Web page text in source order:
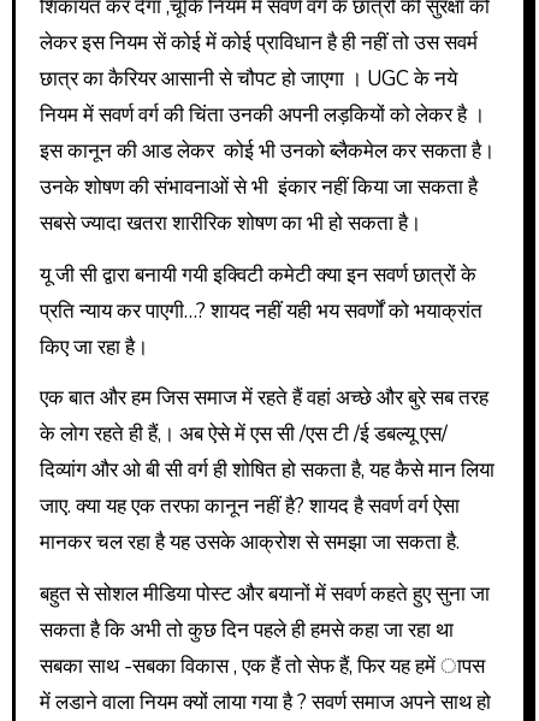
शिकायत कर देगा ,चूंकि नियम में सवर्ण वर्ग के छात्रों की सुरक्षा को
लेकर इस नियम सें कोई में कोई प्राविधान है ही नहीं तो उस सवर्म
छात्र का कैरियर आसानी से चौपट हो जाएगा । UGC के नये
नियम में सवर्ण वर्ग की चिंता उनकी अपनी लड़कियों को लेकर है ।
इस कानून की आड लेकर कोई भी उनको ब्लैकमेल कर सकता है।
उनके शोषण की संभावनाओं से भी इंकार नहीं किया जा सकता है
सबसे ज्यादा खतरा शारीरिक शोषण का भी हो सकता है।
यू जी सी द्वारा बनायी गयी इक्विटी कमेटी क्या इन सवर्ण छात्रों के
प्रति न्याय कर पाएगी…? शायद नहीं यही भय सवर्णों को भयाक्रांत
किए जा रहा है।
एक बात और हम जिस समाज में रहते हैं वहां अच्छे और बुरे सब तरह
के लोग रहते ही हैं,। अब ऐसे में एस सी /एस टी /ई डबल्यू एस/
दिव्यांग और ओ बी सी वर्ग ही शोषित हो सकता है, यह कैसे मान लिया
जाए. क्या यह एक तरफा कानून नहीं है? शायद है सवर्ण वर्ग ऐसा
मानकर चल रहा है यह उसके आक्रोश से समझा जा सकता है.
बहुत से सोशल मीडिया पोस्ट और बयानों में सवर्ण कहते हुए सुना जा
सकता है कि अभी तो कुछ दिन पहले ही हमसे कहा जा रहा था
सबका साथ -सबका विकास , एक हैं तो सेफ हैं, फिर यह हमें ापस
में लडाने वाला नियम क्यों लाया गया है ? सवर्ण समाज अपने साथ हो